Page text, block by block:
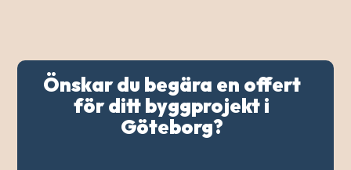
Önskar du begära en offert
för ditt byggprojekt i
Göteborg?